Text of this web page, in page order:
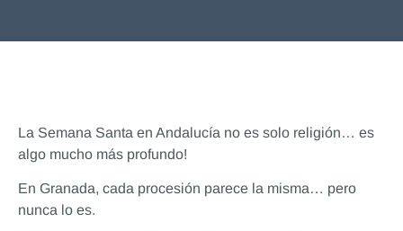
La Semana Santa en Andalucía no es solo religión… es
algo mucho más profundo!
En Granada, cada procesión parece la misma… pero
nunca lo es.